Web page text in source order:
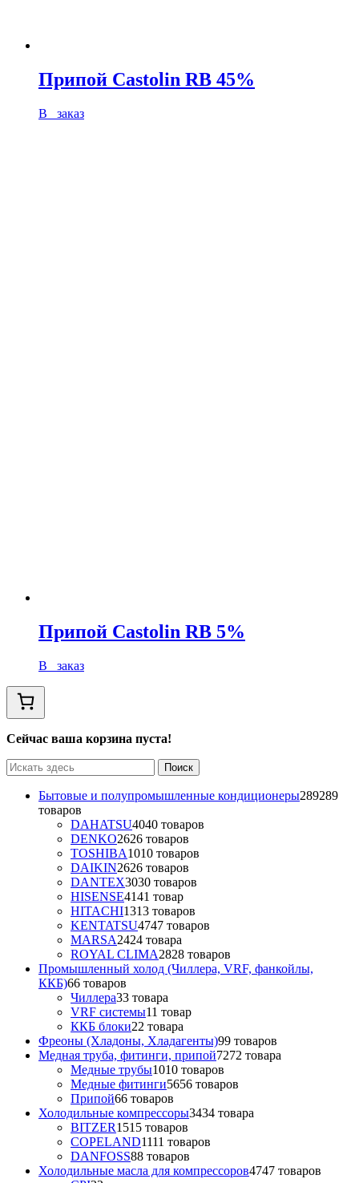
Припой Castolin RB 45%
В заказ
Припой Castolin RB 5%
В заказ
Сейчас ваша корзина пуста!
Бытовые и полупромышленные кондиционеры289289
товаров
DAHATSU4040 товаров
DENKO2626 товаров
TOSHIBA1010 товаров
DAIKIN2626 товаров
DANTEX3030 товаров
HISENSE4141 товар
HITACHI1313 товаров
KENTATSU4747 товаров
MARSA2424 товара
ROYAL CLIMA2828 товаров
Промышленный холод (Чиллера, VRF, фанкойлы,
ККБ)66 товаров
Чиллера33 товара
VRF системы11 товар
ККБ блоки22 товара
Фреоны (Хладоны, Хладагенты)99 товаров
Медная труба, фитинги, припой7272 товара
Медные трубы1010 товаров
Медные фитинги5656 товаров
Припой66 товаров
Холодильные компрессоры3434 товара
BITZER1515 товаров
COPELAND1111 товаров
DANFOSS88 товаров
Холодильные масла для компрессоров4747 товаров